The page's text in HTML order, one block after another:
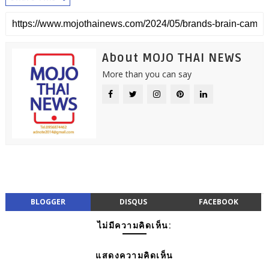
About MOJO THAI NEWS
More than you can say
BLOGGER DISQUS FACEBOOK
ไม่มีความคิดเห็น:
แสดงความคิดเห็น